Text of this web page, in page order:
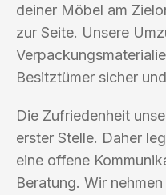
deiner Möbel am
zur Seite. Unsere
Besitztümer sicher
Die Zufriedenheit
erster Stelle. Daher
eine offene
Beratung. Wir